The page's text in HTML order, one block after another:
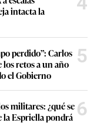
intacta la
perdido”: Carlos
los retos a un año
el Gobierno
5
militares: ¿qué se
la Espriella pondrá 6